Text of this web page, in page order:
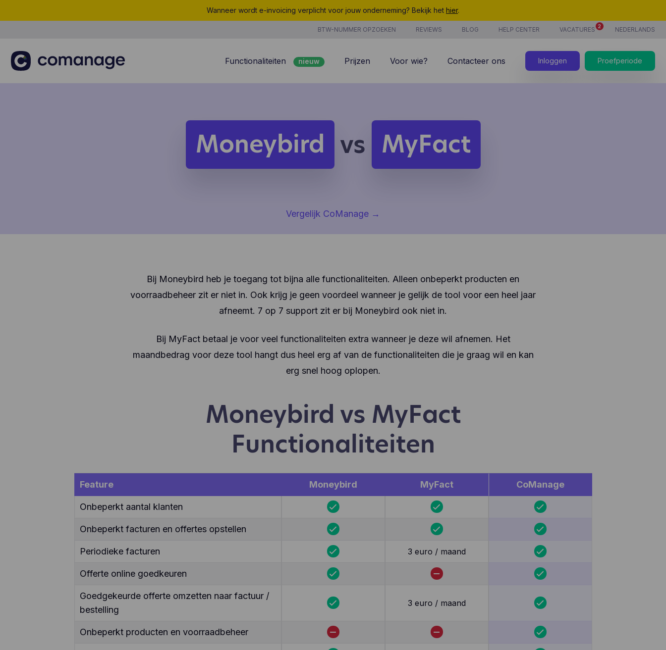
Wanneer wordt e-invoicing verplicht voor jouw onderneming? Bekijk het hier.
BTW-NUMMER OPZOEKEN REVIEWS BLOG HELP CENTER VACATURES 2 NEDERLANDS
Functionaliteiten nieuw
Offertes
Uurregistratie
Producten & Diensten
Prijzen Voor wie? Contacteer ons Inloggen Proefperiode
Moneybird vs MyFact
Vergelijk CoManage →
Bij Moneybird heb je toegang tot bijna alle functionaliteiten. Alleen onbeperkt producten en
voorraadbeheer zit er niet in. Ook krijg je geen voordeel wanneer je gelijk de tool voor een heel jaar
afneemt. 7 op 7 support zit er bij Moneybird ook niet in.
Bij MyFact betaal je voor veel functionaliteiten extra wanneer je deze wil afnemen. Het
maandbedrag voor deze tool hangt dus heel erg af van de functionaliteiten die je graag wil en kan
erg snel hoog oplopen.
Moneybird vs MyFact
Functionaliteiten
Feature Moneybird MyFact CoManage
Onbeperkt aantal klanten
Onbeperkt facturen en offertes opstellen
Periodieke facturen 3 euro / maand
Offerte online goedkeuren
Goedgekeurde offerte omzetten naar factuur /
bestelling
3 euro / maand
Onbeperkt producten en voorraadbeheer